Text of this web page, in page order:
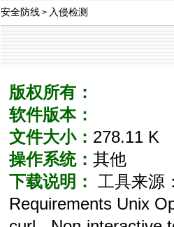
安全防线 > 入侵检测
版权所有：
软件版本：
文件大小： 278.11 K
操作系统： 其他
下载说明： 工具来源
Requirements Unix